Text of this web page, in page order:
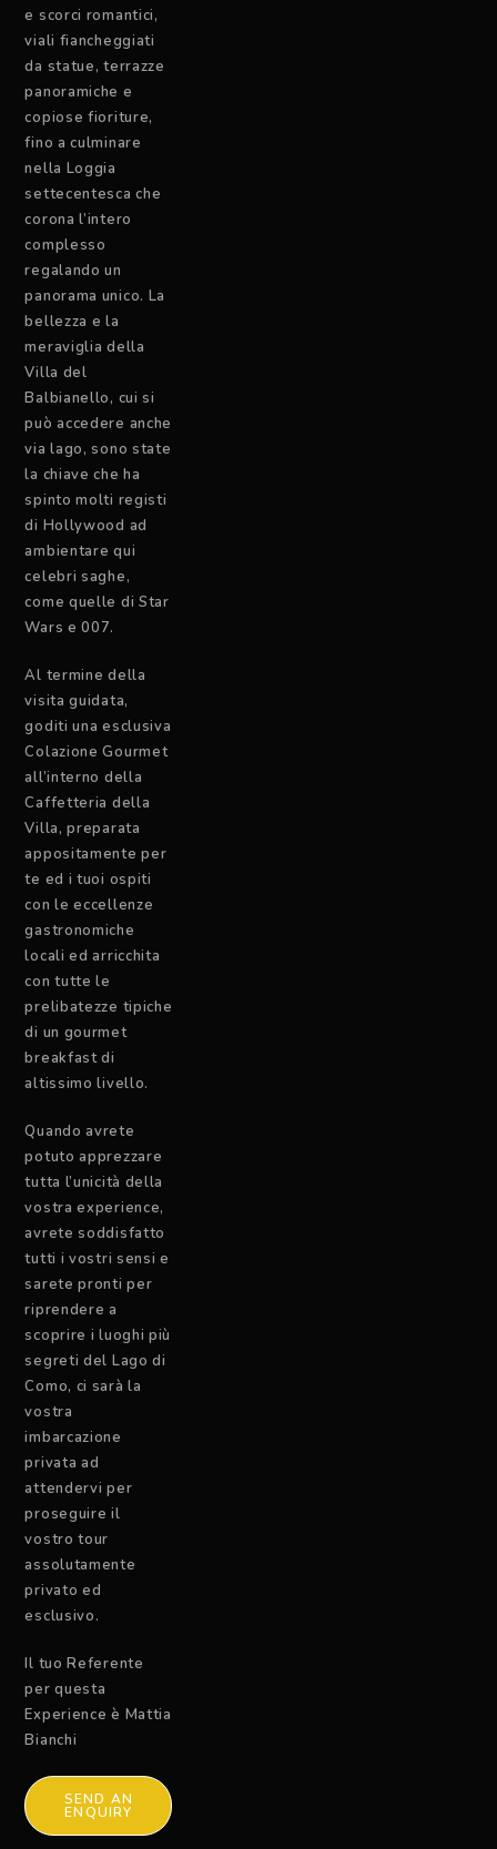
e scorci romantici,
viali fiancheggiati
da statue, terrazze
panoramiche e
copiose fioriture,
fino a culminare
nella Loggia
settecentesca che
corona l’intero
complesso
regalando un
panorama unico. La
bellezza e la
meraviglia della
Villa del
Balbianello, cui si
può accedere anche
via lago, sono state
la chiave che ha
spinto molti registi
di Hollywood ad
ambientare qui
celebri saghe,
come quelle di Star
Wars e 007.
Al termine della
visita guidata,
goditi una esclusiva
Colazione Gourmet
all’interno della
Caffetteria della
Villa, preparata
appositamente per
te ed i tuoi ospiti
con le eccellenze
gastronomiche
locali ed arricchita
con tutte le
prelibatezze tipiche
di un gourmet
breakfast di
altissimo livello.
Quando avrete
potuto apprezzare
tutta l’unicità della
vostra experience,
avrete soddisfatto
tutti i vostri sensi e
sarete pronti per
riprendere a
scoprire i luoghi più
segreti del Lago di
Como, ci sarà la
vostra
imbarcazione
privata ad
attendervi per
proseguire il
vostro tour
assolutamente
privato ed
esclusivo.
Il tuo Referente
per questa
Experience è Mattia
Bianchi
SEND AN
ENQUIRY